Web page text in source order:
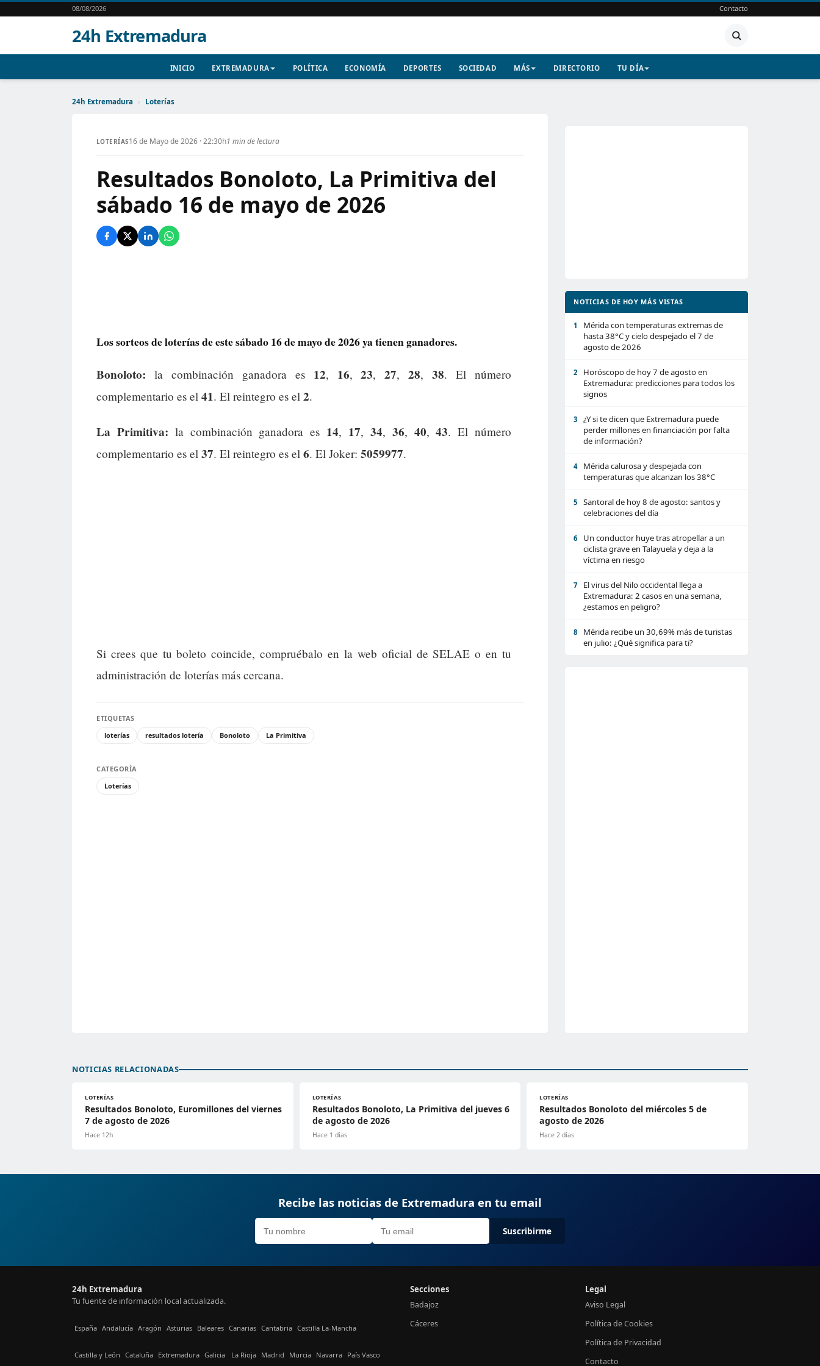
08/08/2026 Contacto
24h Extremadura
INICIO EXTREMADURA POLÍTICA ECONOMÍA DEPORTES SOCIEDAD MÁS DIRECTORIO TU DÍA
24h Extremadura › Loterías
LOTERÍAS16 de Mayo de 2026 · 22:30h1 min de lectura
Resultados Bonoloto, La Primitiva del
sábado 16 de mayo de 2026
Los sorteos de loterías de este sábado 16 de mayo de 2026 ya tienen ganadores.
Bonoloto: la combinación ganadora es 12, 16,23,27,28,38. El número
complementario es el 41. El reintegro es el 2.
La Primitiva: la combinación ganadora es 14, 17, 34, 36, 40,43. El número
complementario es el 37. El reintegro es el 6. El Joker: 5059977.
Si crees que tu boleto coincide, compruébalo en la web oficial de SELAE o en tu
administración de loterías más cercana.
ETIQUETAS
loterías
resultados lotería Bonoloto La Primitiva
CATEGORÍA
Loterías
NOTICIAS DE HOY MÁS VISTAS
1
Mérida con temperaturas extremas de
hasta 38°C y cielo despejado el 7 de
agosto de 2026
2
Horóscopo de hoy 7 de agosto en
Extremadura: predicciones para todos los
signos
3
¿Y si te dicen que Extremadura puede
perder millones en financiación por falta
de información?
4
Mérida calurosa y despejada con
temperaturas que alcanzan los 38°C
5
Santoral de hoy 8 de agosto: santos y
celebraciones del día
6
Un conductor huye tras atropellar a un
ciclista grave en Talayuela y deja a la
víctima en riesgo
7
El virus del Nilo occidental llega a
Extremadura: 2 casos en una semana,
¿estamos en peligro?
8
Mérida recibe un 30,69% más de turistas
en julio: ¿Qué significa para ti?
NOTICIAS RELACIONADAS
LOTERÍAS
Resultados Bonoloto, Euromillones del viernes
7 de agosto de 2026
Hace 12h
LOTERÍAS
Resultados Bonoloto, La Primitiva del jueves 6
de agosto de 2026
Hace 1 días
LOTERÍAS
Resultados Bonoloto del miércoles 5 de
agosto de 2026
Hace 2 días
Recibe las noticias de Extremadura en tu email
Suscribirme
24h Extremadura
Tu fuente de información local actualizada.
España Andalucía Aragón Asturias Baleares Canarias Cantabria Castilla La-Mancha
Castilla y León Cataluña Extremadura Galicia La Rioja Madrid Murcia Navarra País Vasco
Secciones
Badajoz
Cáceres
Legal
Aviso Legal
Política de Cookies
Política de Privacidad
Contacto